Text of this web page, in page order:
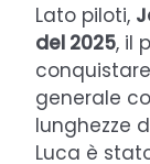
Lato piloti,
del 2025, il
generale
lunghezze
Luca è